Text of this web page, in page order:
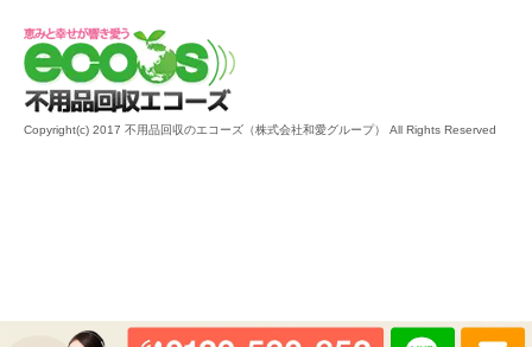
Copyright(c) 2017 不用品回収のエコーズ（株式会社和愛グループ） All Rights Reserved